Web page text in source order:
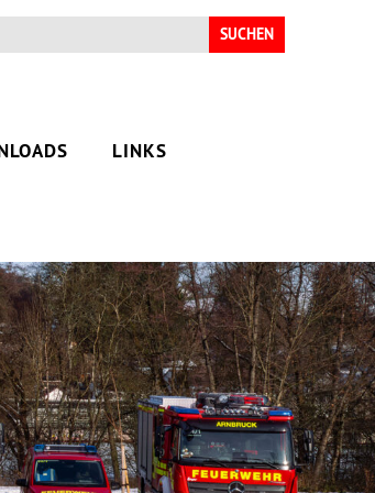
Suchen
nach:
LINKS